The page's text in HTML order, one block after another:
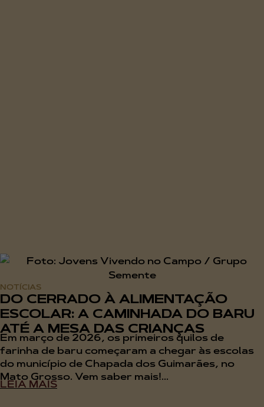
NOTÍCIAS
DO CERRADO À ALIMENTAÇÃO
ESCOLAR: A CAMINHADA DO BARU
ATÉ A MESA DAS CRIANÇAS
Em março de 2026, os primeiros quilos de
farinha de baru começaram a chegar às escolas
do município de Chapada dos Guimarães, no
Mato Grosso. Vem saber mais!...
LEIA MAIS